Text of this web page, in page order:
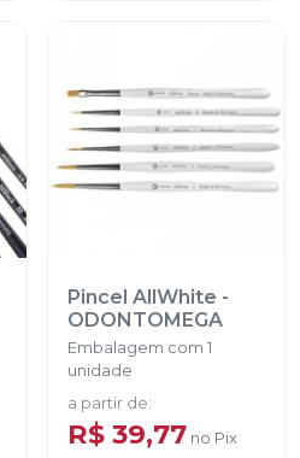
Pincel AllWhite -
ODONTOMEGA
Embalagem com 1
unidade
a partir de:
R$ 39,77 no Pix